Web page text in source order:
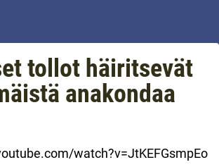
tollot häiritsevät
anakondaa
watch?v=JtKEFGsmpEo